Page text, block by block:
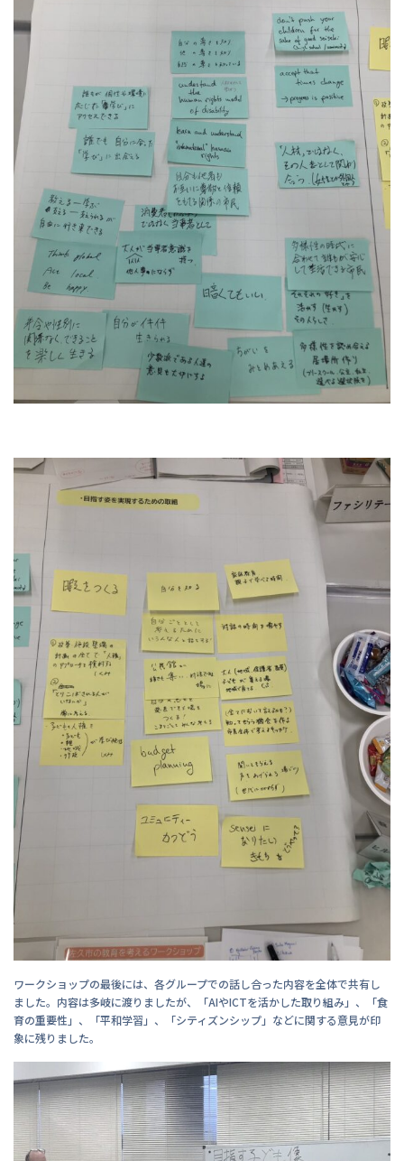
ワークショップの最後には、各グループでの話し合った内容を全体で共有し
ました。内容は多岐に渡りましたが、「AIやICTを活かした取り組み」、「食
育の重要性」、「平和学習」、「シティズンシップ」などに関する意見が印
象に残りました。